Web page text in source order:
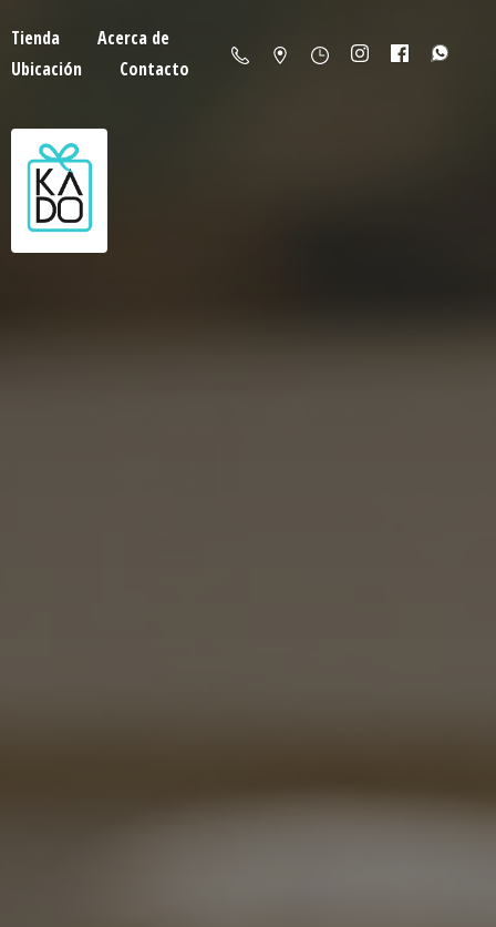
Tienda
Acerca de
Ubicación
Contacto